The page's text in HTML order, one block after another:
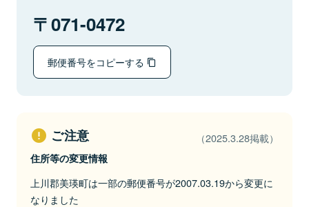
071-0472
郵便番号をコピーする
ご注意 （2025.3.28掲載）
住所等の変更情報
上川郡美瑛町は一部の郵便番号が2007.03.19から変更に
なりました